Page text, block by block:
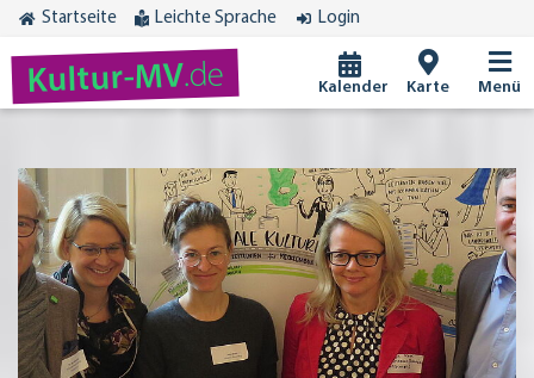
Startseite Leichte Sprache Login
Kultur-MV.de Kalender Karte Menü